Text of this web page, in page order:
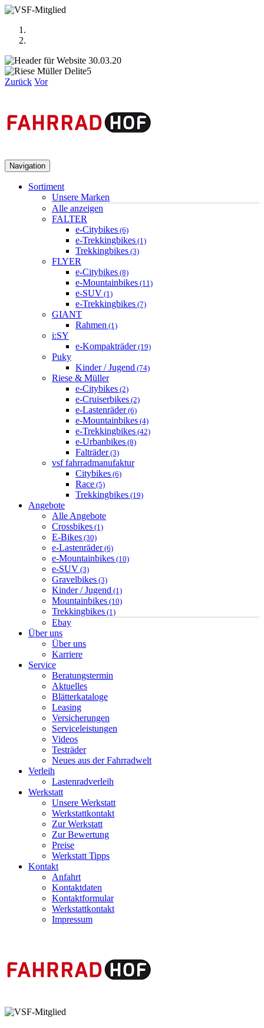
Zurück Vor
Navigation
Sortiment
Unsere Marken
Alle anzeigen
FALTER
e-Citybikes (6)
e-Trekkingbikes (1)
Trekkingbikes (3)
FLYER
e-Citybikes (8)
e-Mountainbikes (11)
e-SUV (1)
e-Trekkingbikes (7)
GIANT
Rahmen (1)
i:SY
e-Kompakträder(19)
Puky
Kinder / Jugend (74)
Riese & Müller
e-Citybikes (2)
e-Cruiserbikes (2)
e-Lastenräder(6)
e-Mountainbikes (4)
e-Trekkingbikes (42)
e-Urbanbikes (8)
Falträder(3)
vsf fahrradmanufaktur
Citybikes (6)
Race (5)
Trekkingbikes (19)
Angebote
Alle Angebote
Crossbikes (1)
E-Bikes (30)
e-Lastenräder(6)
e-Mountainbikes (10)
e-SUV (3)
Gravelbikes (3)
Kinder / Jugend (1)
Mountainbikes (10)
Trekkingbikes (1)
Ebay
Über uns
Über uns
Karriere
Service
Beratungstermin
Aktuelles
Blätterkataloge
Leasing
Versicherungen
Serviceleistungen
Videos
Testräder
Neues aus der Fahrradwelt
Verleih
Lastenradverleih
Werkstatt
Unsere Werkstatt
Werkstattkontakt
Zur Werkstatt
Zur Bewertung
Preise
Werkstatt Tipps
Kontakt
Anfahrt
Kontaktdaten
Kontaktformular
Werkstattkontakt
Impressum